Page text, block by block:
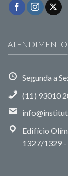
ATENDIMENTO
Segunda a
(11) 93010
Edifício
1327/1329 -